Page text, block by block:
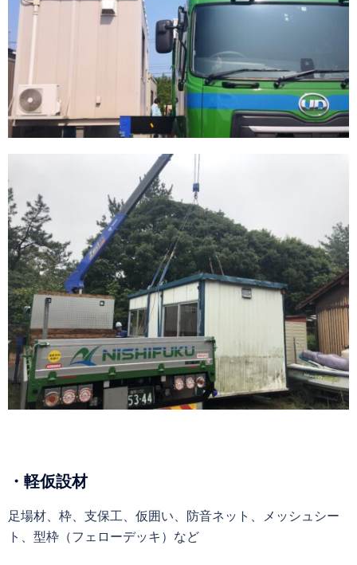
・軽仮設材
足場材、枠、支保工、仮囲い、防音ネット、メッシュシー
ト、型枠（フェローデッキ）など